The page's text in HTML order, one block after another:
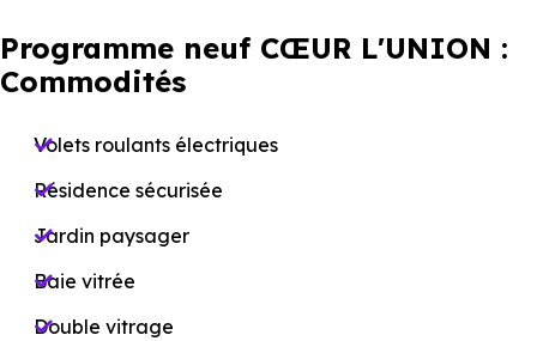
Programme neuf CŒUR L'UNION :
Commodités
Volets roulants électriques
Résidence sécurisée
Jardin paysager
Baie vitrée
Double vitrage